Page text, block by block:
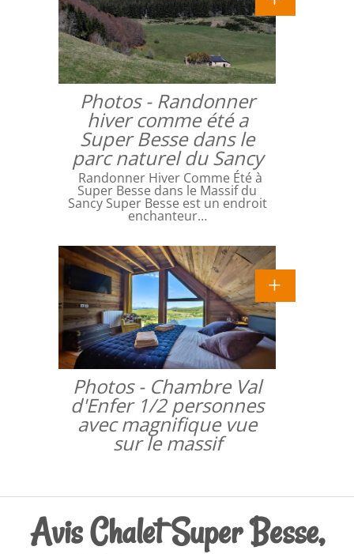
Photos - Randonner
hiver comme été a
Super Besse dans le
parc naturel du Sancy
Randonner Hiver Comme Été à
Super Besse dans le Massif du
Sancy Super Besse est un endroit
enchanteur…
Photos - Chambre Val
d'Enfer 1/2 personnes
avec magnifique vue
sur le massif
Avis Chalet Super Besse,